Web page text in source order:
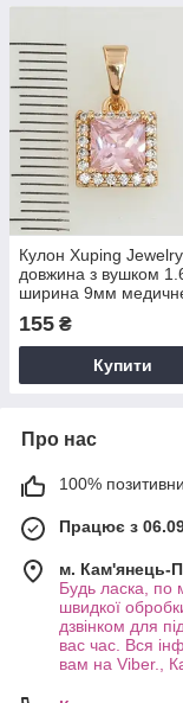
Кулон Xuping Jewelry
довжина з вушком
ширина 9мм
золото позолота
155 ₴
Купити
Про нас
100%
Працює з
м. Кам'янець-
Будь ласка, по
швидкої
дзвінком для
вас час. Вся
вам на Viber.,